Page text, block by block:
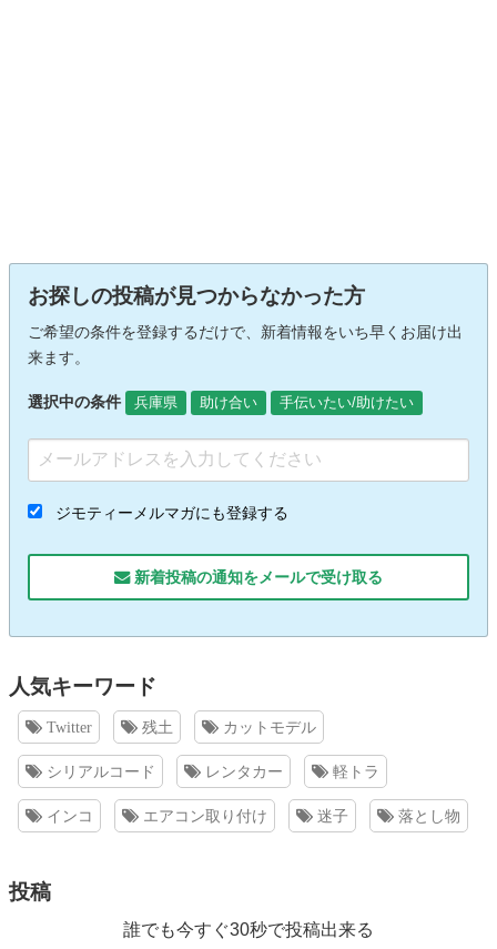
お探しの投稿が見つからなかった方
ご希望の条件を登録するだけで、新着情報をいち早くお届け出
来ます。
選択中の条件 兵庫県 助け合い 手伝いたい/助けたい
ジモティーメルマガにも登録する
新着投稿の通知をメールで受け取る
人気キーワード
Twitter 残土 カットモデル
シリアルコード レンタカー 軽トラ
インコ エアコン取り付け 迷子 落とし物
投稿
誰でも今すぐ30秒で投稿出来る